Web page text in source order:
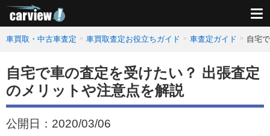
車買取・中古車査定 車買取査定お役立ちガイド 車査定ガイド 自宅
自宅で車の査定を受けたい？ 出張査定
のメリットや注意点を解説
公開日： 2020/03/06